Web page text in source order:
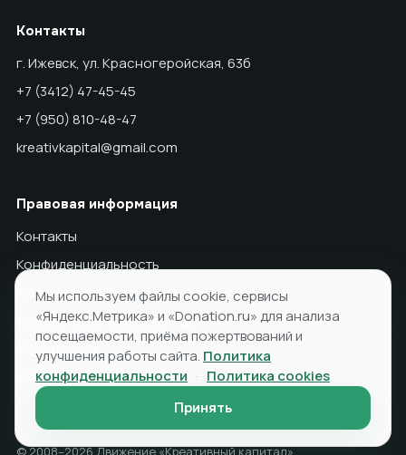
Контакты
г. Ижевск, ул. Красногеройская, 63б
+7 (3412) 47-45-45
+7 (950) 810-48-47
kreativkapital@gmail.com
Правовая информация
Контакты
Конфиденциальность
Политика cookies
Условия использования ПД
Официально
ВКонтакте
© 2008–2026 Движение «Креативный капитал»
Мы используем файлы cookie, сервисы
«Яндекс.Метрика» и «Donation.ru» для анализа
посещаемости, приёма пожертвований и
улучшения работы сайта. Политика
конфиденциальности · Политика cookies
Принять